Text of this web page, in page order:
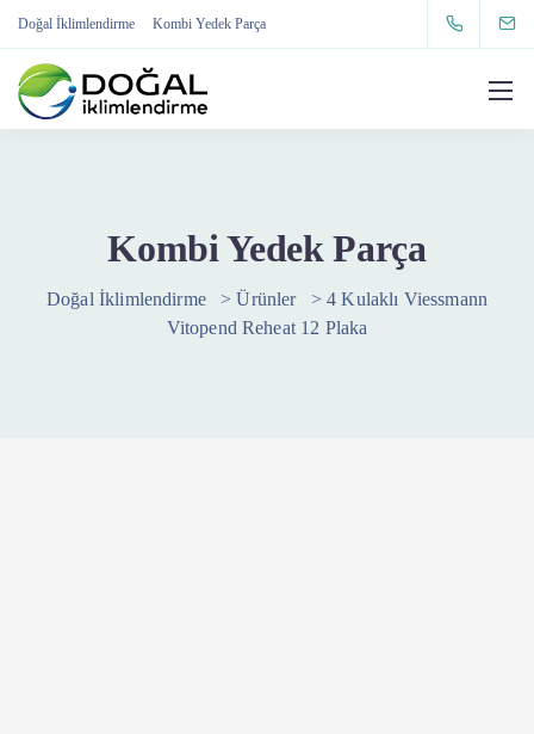
Doğal İklimlendirme Kombi Yedek Parça
Kombi Yedek Parça
Doğal İklimlendirme >Ürünler >4 Kulaklı Viessmann
Vitopend Reheat 12 Plaka